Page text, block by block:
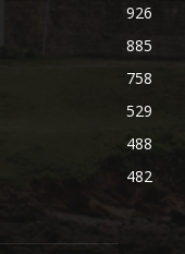
926
885
758
529
488
482